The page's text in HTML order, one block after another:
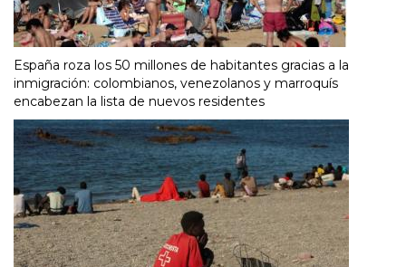
España roza los 50 millones de habitantes gracias a la
inmigración: colombianos, venezolanos y marroquís
encabezan la lista de nuevos residentes